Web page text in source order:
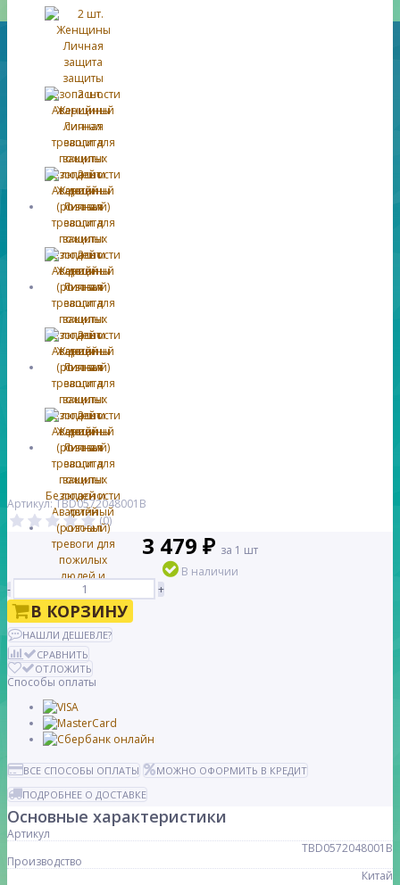
Артикул: TBD0572048001B
(0)
3 479 ₽ за 1 шт
В наличии
-
+
В КОРЗИНУ
НАШЛИ ДЕШЕВЛЕ?
СРАВНИТЬ
ОТЛОЖИТЬ
Способы оплаты
ВСЕ СПОСОБЫ ОПЛАТЫ
МОЖНО ОФОРМИТЬ В КРЕДИТ
ПОДРОБНЕЕ О ДОСТАВКЕ
Основные характеристики
Артикул
TBD0572048001B
Производство
Китай